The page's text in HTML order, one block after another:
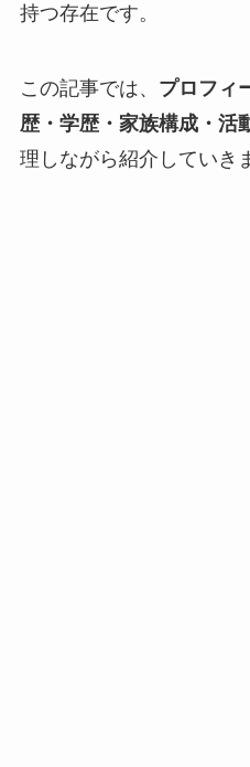
持つ存在です。
この記事では、 プロフィ
歴・学歴・家族構成・活
理しながら紹介していき